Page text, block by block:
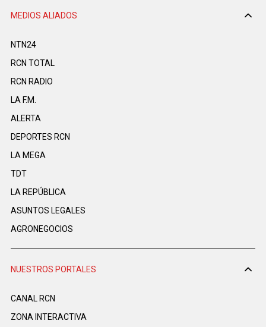
MEDIOS ALIADOS
NTN24
RCN TOTAL
RCN RADIO
LA F.M.
ALERTA
DEPORTES RCN
LA MEGA
TDT
LA REPÚBLICA
ASUNTOS LEGALES
AGRONEGOCIOS
NUESTROS PORTALES
CANAL RCN
ZONA INTERACTIVA